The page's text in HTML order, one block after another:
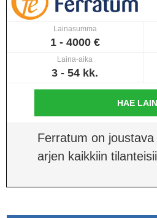
Lainasumma
1 - 4000 €
Laina-aika
3 - 54 kk.
HAE
Ferratum on
arjen kaikkiin